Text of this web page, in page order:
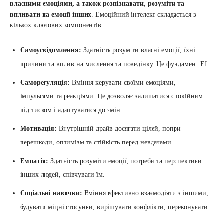
власними емоціями, а також розпізнавати, розуміти та
впливати на емоції інших. Емоційний інтелект складається з
кількох ключових компонентів:
Самоусвідомлення: Здатність розуміти власні емоції, їхні
причини та вплив на мислення та поведінку. Це фундамент ЕІ.
Саморегуляція: Вміння керувати своїми емоціями,
імпульсами та реакціями. Це дозволяє залишатися спокійним
під тиском і адаптуватися до змін.
Мотивація: Внутрішній драйв досягати цілей, попри
перешкоди, оптимізм та стійкість перед невдачами.
Емпатія: Здатність розуміти емоції, потреби та перспективи
інших людей, співчувати їм.
Соціальні навички: Вміння ефективно взаємодіяти з іншими,
будувати міцні стосунки, вирішувати конфлікти, переконувати